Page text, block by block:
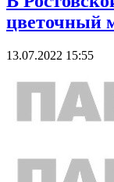
цветочный
13.07.2022 15:55